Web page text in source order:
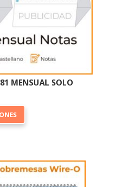
página
producto
MENSUAL SOLO
Las
opciones